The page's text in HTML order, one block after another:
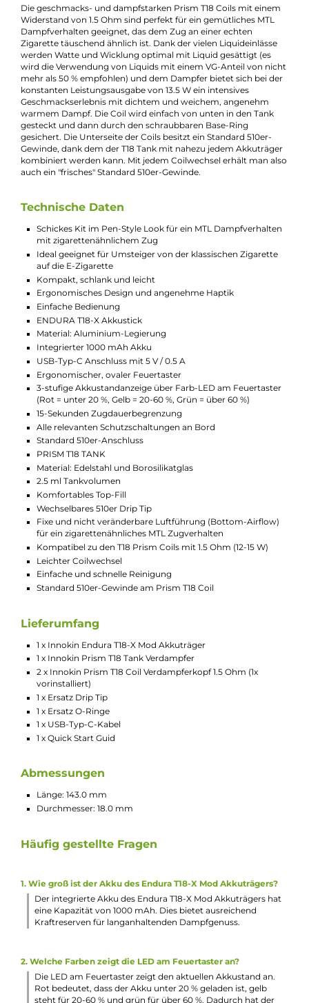
Beschreibung
Innokin - Endura T18-X Kit
Der Endura T18-X Mod ist im modernen und ergonomischen
Pen-Style Design gehalten und liegt mit einer Länge von 83.1
mm und einem Durchmesser von schlanken 18 mm kompakt
und ergonomisch in der Hand. Dank der Verwendung einer
Aluminium-Legierung ist er zudem angenehm leicht. Sein
integrierter 1000 mAh Akku bietet ausdauernde Kraftreserven
und kann über den USB Typ-C Anschluss mit bis zu 0.5 A
Ladestrom wieder aufgeladen werden. Der ergonomische
oval geformte Feuertaster erlaubt eine komfortable
und eine integrierte Farb-LED informiert den Dampfer über
Leistungsausgabe von 13.5 Watt, die optimal auf die 1.5 Ohm
Prism Coil des T18-X Tanks abgestimmt ist.
Der PRISM T18 Tank besteht aus Borosilikatglas, das von
Käfig aus Edelstahl umgeben wird und ihn somit vor
Beschädigungen geschützt. Über das praktische Top-Fill
gelangen bis zu 2.5 ml Liquid schnell und sauber in das
Tankinnere. Das ergonomische 510er Drip Tip lässt sich auf
Wunsch auch ersetzen und ist bestens für ein klassisch-
MTL/Backendampfen geeignet. Die Bottom-Airflow des T18
Tanks ist nicht veränderbar und nahezu perfekt auf ein
zigarettenähnliches Zugverhalten hin abgestimmt. Dies
erleichtert insbesondere Rauchern den einfachen und
Umstieg auf das tolle Kit. Zudem ist der Tankaufbau sehr
gehalten (Top-Cap, Tank mit Glas, Base-Ring zur Sicherung
Coil), was eine einfache Bedienung und eine unkomplizierte
Reinigung des Tanks ermöglicht.
Die geschmacks- und dampfstarken Prism T18 Coils mit
Widerstand von 1.5 Ohm sind perfekt für ein gemütliches MTL
Dampfverhalten geeignet, das dem Zug an einer echten
Zigarette täuschend ähnlich ist. Dank der vielen Liquideinlässe
werden Watte und Wicklung optimal mit Liquid gesättigt (es
wird die Verwendung von Liquids mit einem VG-Anteil von
mehr als 50 % empfohlen) und dem Dampfer bietet sich bei
konstanten Leistungsausgabe von 13.5 W ein intensives
Geschmackserlebnis mit dichtem und weichem, angenehm
warmem Dampf. Die Coil wird einfach von unten in den Tank
gesteckt und dann durch den schraubbaren Base-Ring
gesichert. Die Unterseite der Coils besitzt ein Standard 510er-
kombiniert werden kann. Mit jedem Coilwechsel erhält man
auch ein "frisches" Standard 510er-Gewinde.
Technische Daten
Schickes Kit im Pen-Style Look für ein MTL
mit zigarettenähnlichem Zug
Ideal geeignet für Umsteiger von der klassischen Zigarette
auf die E-Zigarette
Einfache Bedienung
ENDURA T18-X Akkustick
Material: Aluminium-Legierung
USB-Typ-C Anschluss mit 5 V / 0.5 A
Ergonomischer, ovaler Feuertaster
(Rot = unter 20 %, Gelb = 20-60 %, Grün = über 60 %)
15-Sekunden Zugdauerbegrenzung
Alle relevanten Schutzschaltungen an Bord
Standard 510er-Anschluss
Material: Edelstahl und Borosilikatglas
2.5 ml Tankvolumen
Komfortables Top-Fill